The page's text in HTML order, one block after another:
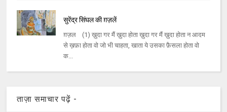
सुरेंद्र सिंघल की ग़ज़लें
ग़ज़ल (1) ख़ुदा गर मैं ख़ुदा होता ख़ुदा गर मैं ख़ुदा होता न आदम
से ख़फ़ा होता वो जो भी चाहता, खाता ये उसका फ़ैसला होता वो
क...
ताज़ा समाचार पढ़ें -